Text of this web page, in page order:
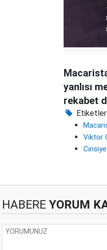
yanlısı
rekabet
muafiyet
Etiketler
Viktor
HABERE YORUM